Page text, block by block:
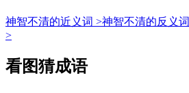
神智不清的近义词 >神智不清的反义词
>
看图猜成语